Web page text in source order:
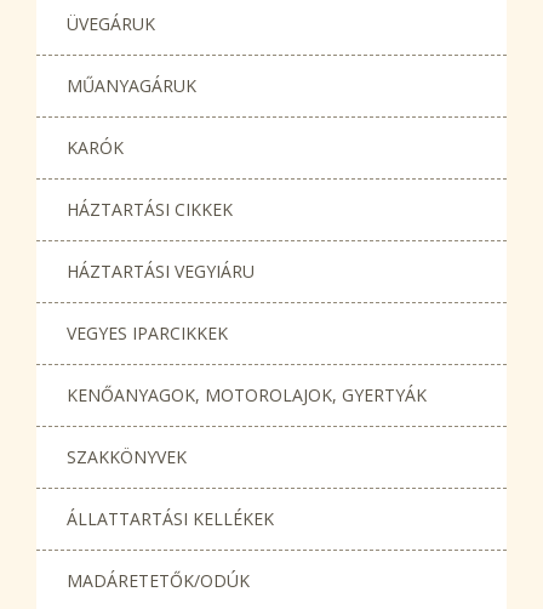
ÜVEGÁRUK
MŰANYAGÁRUK
KARÓK
HÁZTARTÁSI CIKKEK
HÁZTARTÁSI VEGYIÁRU
VEGYES IPARCIKKEK
KENŐANYAGOK, MOTOROLAJOK, GYERTYÁK
SZAKKÖNYVEK
ÁLLATTARTÁSI KELLÉKEK
MADÁRETETŐK/ODÚK